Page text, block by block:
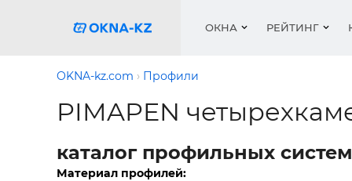
ОКНА РЕЙТИНГ
Услуги
Двери
OKNA-kz.com Профили
PIMAPEN
каталог профильных
Материал профилей: